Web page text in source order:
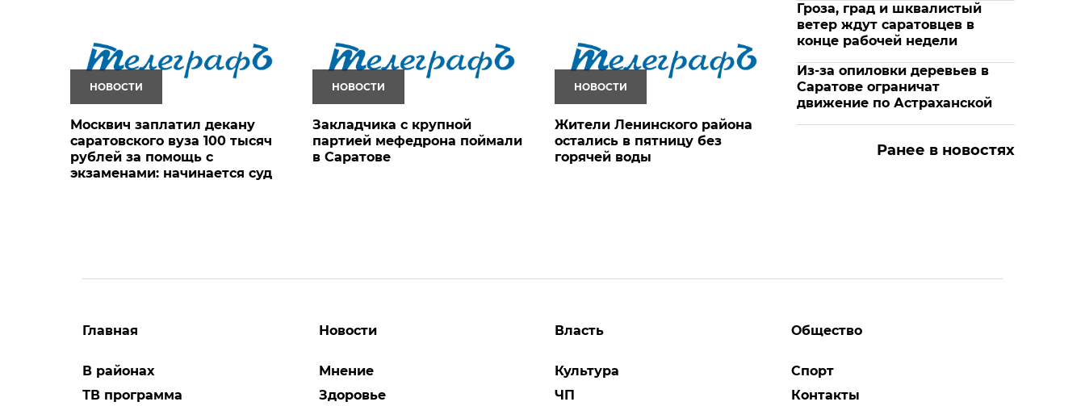
НОВОСТИ
Москвич заплатил декану
саратовского вуза 100 тысяч
рублей за помощь с
экзаменами: начинается суд
НОВОСТИ
Закладчика с крупной
партией мефедрона поймали
в Саратове
НОВОСТИ
Жители Ленинского района
остались в пятницу без
горячей воды
Гроза, град и шквалистый
ветер ждут саратовцев в
конце рабочей недели
Из-за опиловки деревьев в
Саратове ограничат
движение по Астраханской
Ранее в новостях
Главная
В районах
ТВ программа
Новости
Мнение
Здоровье
Власть
Культура
ЧП
Общество
Спорт
Контакты